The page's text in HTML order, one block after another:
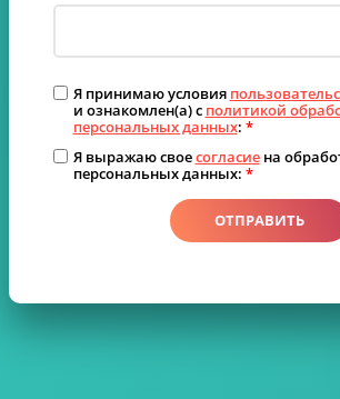
Я принимаю условия
и ознакомлен(а) с политикой
персональных данных: *
Я выражаю своесогласиена
персональных данных: *
ОТПРАВИТЬ